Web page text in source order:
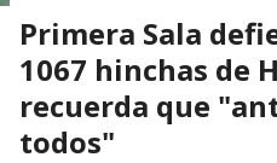
Primera Sala
1067 hinchas de
recuerda que
todos"